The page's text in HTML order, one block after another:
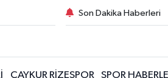
Son Dakika Haberleri
ÇAYKUR RİZESPOR SPOR